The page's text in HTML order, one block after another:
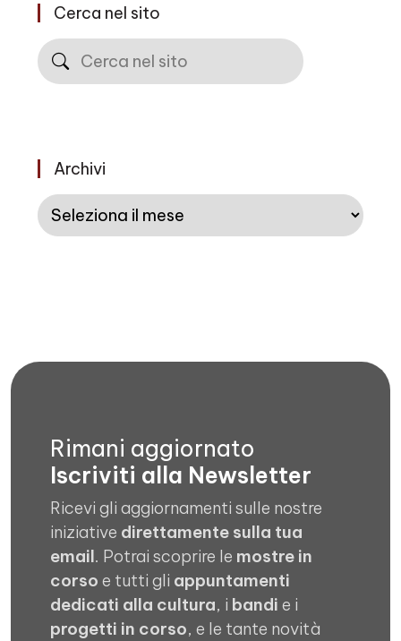
Cerca nel sito
Cerca
Archivi
Archivi
Rimani aggiornato
Iscriviti alla Newsletter
Ricevi gli aggiornamenti sulle nostre
iniziative direttamente sulla tua
email. Potrai scoprire le mostre in
corso e tutti gli appuntamenti
dedicati alla cultura, i bandi e i
progetti in corso, e le tante novità